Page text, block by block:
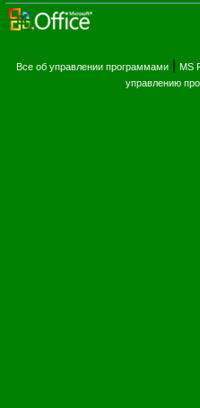
Все об управлении программами MS
управлению